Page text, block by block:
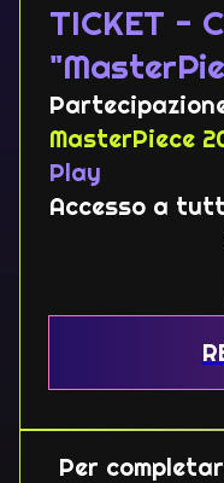
TICKET -
MasterPiece
Play
Accesso a
Per